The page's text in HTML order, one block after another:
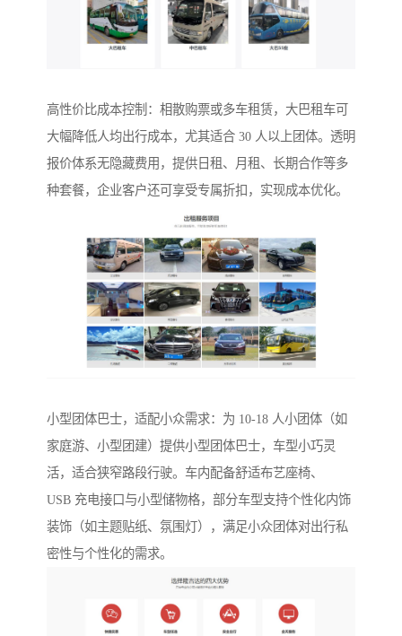
高性价比成本控制：相散购票或多车租赁，大巴租车可
大幅降低人均出行成本，尤其适合 30 人以上团体。透明
报价体系无隐藏费用，提供日租、月租、长期合作等多
种套餐，企业客户还可享受专属折扣，实现成本优化。
小型团体巴士，适配小众需求：为 10-18 人小团体（如
家庭游、小型团建）提供小型团体巴士，车型小巧灵
活，适合狭窄路段行驶。车内配备舒适布艺座椅、
USB 充电接口与小型储物格，部分车型支持个性化内饰
装饰（如主题贴纸、氛围灯），满足小众团体对出行私
密性与个性化的需求。